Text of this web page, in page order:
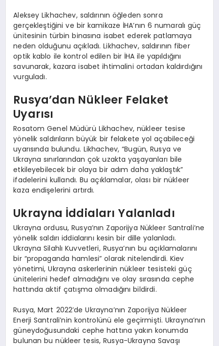
Aleksey Likhachev, saldırının öğleden sonra
gerçekleştiğini ve bir kamikaze İHA’nın 6 numaralı güç
ünitesinin türbin binasına isabet ederek patlamaya
neden olduğunu açıkladı. Likhachev, saldırının fiber
optik kablo ile kontrol edilen bir İHA ile yapıldığını
savunarak, kazara isabet ihtimalini ortadan kaldırdığını
vurguladı.
Rusya’dan Nükleer Felaket
Uyarısı
Rosatom Genel Müdürü Likhachev, nükleer tesise
yönelik saldırıların büyük bir felakete yol açabileceği
uyarısında bulundu. Likhachev, “Bugün, Rusya ve
Ukrayna sınırlarından çok uzakta yaşayanları bile
etkileyebilecek bir olaya bir adım daha yaklaştık”
ifadelerini kullandı. Bu açıklamalar, olası bir nükleer
kaza endişelerini artırdı.
Ukrayna İddiaları Yalanladı
Ukrayna ordusu, Rusya’nın Zaporijya Nükleer Santrali’ne
yönelik saldırı iddialarını kesin bir dille yalanladı.
Ukrayna Silahlı Kuvvetleri, Rusya’nın bu açıklamalarını
bir “propaganda hamlesi” olarak nitelendirdi. Kiev
yönetimi, Ukrayna askerlerinin nükleer tesisteki güç
ünitelerini hedef almadığını ve olay sırasında cephe
hattında aktif çatışma olmadığını bildirdi.
Rusya, Mart 2022’de Ukrayna’nın Zaporijya Nükleer
Enerji Santrali’nin kontrolünü ele geçirmişti. Ukrayna’nın
güneydoğusundaki cephe hattına yakın konumda
bulunan bu nükleer tesis, Rusya-Ukrayna Savaşı